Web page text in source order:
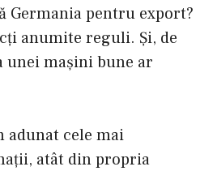
Germania pentru export?
anumite reguli. Și, de
unei mașini bune ar
adunat cele mai
atât din propria